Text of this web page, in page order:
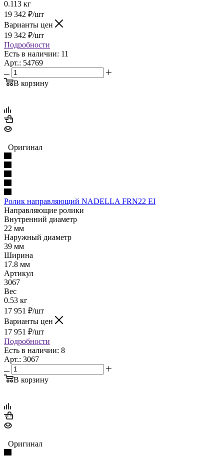
0.113 кг
19 342 ₽/шт
Варианты цен
19 342 ₽/шт
Подробности
Есть в наличии: 11
Арт.: 54769
В корзину
Оригинал
Ролик направляющий NADELLA FRN22 EI
Направляющие ролики
Внутренний диаметр
22 мм
Наружный диаметр
39 мм
Ширина
17.8 мм
Артикул
3067
Вес
0.53 кг
17 951 ₽/шт
Варианты цен
17 951 ₽/шт
Подробности
Есть в наличии: 8
Арт.: 3067
В корзину
Оригинал